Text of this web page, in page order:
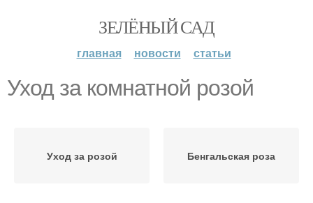
ЗЕЛЁНЫЙ САД
главная новости статьи
Уход за комнатной розой
Уход за розой Бенгальская роза